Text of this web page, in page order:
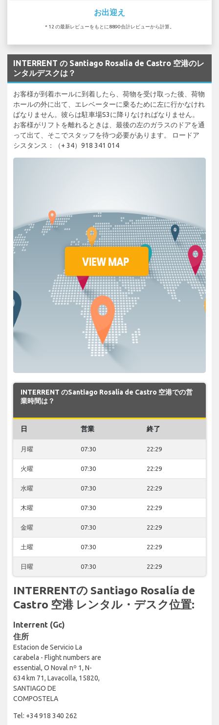
お出迎え
* 12 の最新レビューをもとに8890合計レビューから計算。
INTERRENT の Santiago Rosalía de Castro 空港のレ
ンタルデスクは？
お客様が到着ホールに到着したら、荷物を受け取った後、荷物
ホールの外に出て、エレベーターに乗るために左に行かなけれ
ばなりません。彼らは駐車場S3に降りなければなりません。
お客様がリフトを離れるときは、最後の左のガラスのドアを通
って出て、そこでスタッフを待つ必要があります。 ロードア
シスタンス：（+ 34）918 341 014
INTERRENT のSantiago Rosalía de Castro 空港での営
業時間は？
日 営業 終了
月曜 07:30 22:29
火曜 07:30 22:29
水曜 07:30 22:29
木曜 07:30 22:29
金曜 07:30 22:29
土曜 07:30 22:29
日曜 07:30 22:29
INTERRENTの Santiago Rosalía de
Castro 空港 レンタル・デスク位置:
Interrent (Gc)
住所
Estacion de Servicio La
carabela - Flight numbers are
essential, O Noval nº 1, N-
634 km 71, Lavacolla, 15820,
SANTIAGO DE
COMPOSTELA
Tel: +34 918 340 262